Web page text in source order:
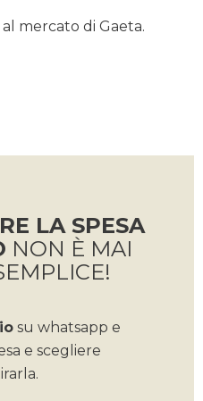
mercato di Gaeta.
LA SPESA
NON È MAI
su whatsapp e
e scegliere